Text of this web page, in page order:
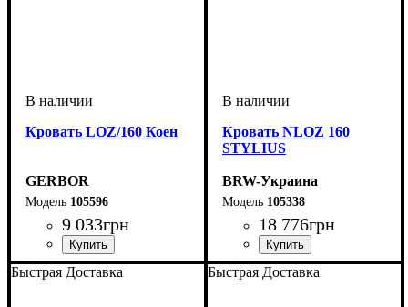
Кровать LOZ/160 Коен
GERBOR
105596
9 033грн
Кровать NLOZ 160
STYLIUS
BRW-Украина
105338
18 776грн
Быстрая Доставка Быстрая Доставка